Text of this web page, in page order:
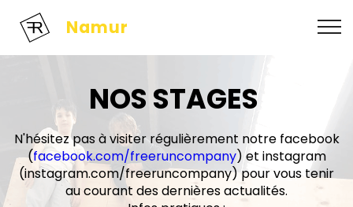
Namur
NOS STAGES
N'hésitez pas à visiter régulièrement notre facebook
(facebook.com/freeruncompany) et instagram
(instagram.com/freeruncompany) pour vous tenir
au courant des dernières actualités.